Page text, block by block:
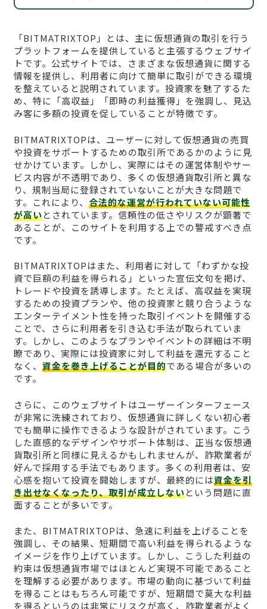
「BITMATRIXTOP」とは、主に仮想通貨の取引を行う
プラットフォームを提供していると主張するウェブサイ
トです。公式サイトでは、さまざまな仮想通貨に関する
情報を提供し、利用者に向けて簡単に取引ができる環境
を整えていると説明されています。投資家を魅了するた
め、特に「高収益」「即時の利益獲得」を強調し、見込
み客に多額の投資を促していることが特徴です。
BITMATRIXTOPは、ユーザーに対して仮想通貨の売買
や投資をサポートするための取引所であるかのように見
せかけています。しかし、実際にはその運営体制やサー
ビス内容が不透明であり、多くの仮想通貨取引所と異な
り、規制当局に登録されていないことが大きな問題で
す。これにより、 合法的な運営が行われていない可能性
が高いとされています。信頼性の低さやリスクが顕著で
あることが、このサイトを利用する上での警戒すべき点
です。
BITMATRIXTOPはまた、利用者に対して「わずかな投
資で巨額の利益を得られる」といった宣伝文句を掲げ、
トレードや投資を誘導します。たとえば、高収益を実現
するための投資プランや、他の投資家と競り合うような
エンターテイメント性を持った取引イベントを開催する
ことで、さらに利用者を引き込む手法が取られていま
す。しかし、このようなプランやイベントの詳細は不明
瞭であり、実際には投資家に対して利益を還元すること
なく、 資金を巻き上げることが目的である場合が多いの
です。
さらに、このウェブサイトはユーザーインターフェース
が非常に洗練されており、仮想通貨に詳しくない初心者
でも簡単に操作できるような設計がされています。こう
した直感的なデザインやサポート体制は、正当な仮想通
貨取引所と同様に見えるかもしれませんが、詐欺業者が
好んで採用する手法でもあります。多くの利用者は、安
心感を抱いて投資を開始しますが、最終的には資金を引
き出せなくなったり、取引が成立しないという問題に直
面することが多いです。
また、BITMATRIXTOPは、急速に利益を上げることを
強調し、その結果、短期間で高い利益を得られるような
イメージを作り上げています。しかし、こうした利益の
約束は仮想通貨市場ではほとんど実現不可能であること
を理解する必要があります。市場の動向に基づいて利益
を得ることはもちろん可能ですが、短期間で莫大な利益
を得るというのは非常にリスクが高く、詐欺業者がよく